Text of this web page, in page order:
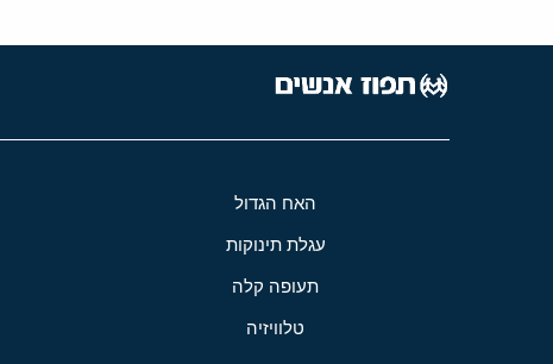
האח הגדול
עגלת תינוקות
תעופה קלה
טלוויזיה